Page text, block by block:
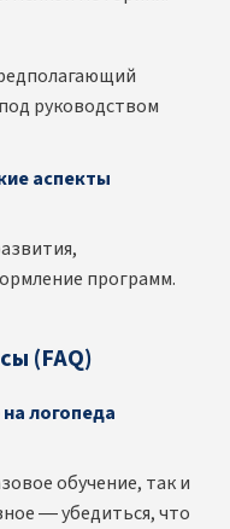
руководством
аспекты
программ.
(FAQ)
логопеда
обучение, так и
— убедиться, что